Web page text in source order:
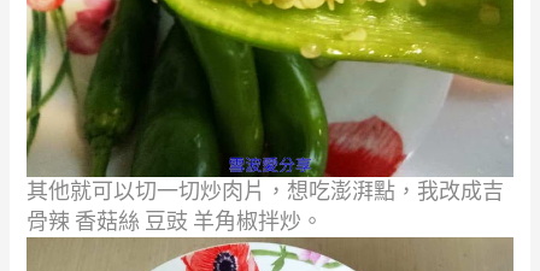
其他就可以切一切炒肉片，想吃澎湃點，我改成吉
骨辣 香菇絲 豆豉 羊角椒拌炒。